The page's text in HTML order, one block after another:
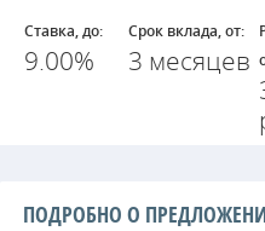
Ставка, до:
9.00%
Срок вклада, от:
3 месяцев
ПОДРОБНО О